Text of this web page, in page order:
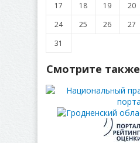
17
18 19 20
24
25 26 27
31
Смотрите также